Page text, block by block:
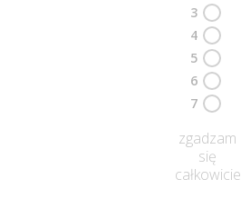
3
4
5
6
7
zgadzam
się
całkowicie